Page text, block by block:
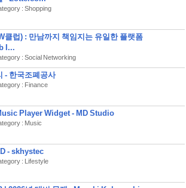
- 이미지 멀티 첨부를 통해 네이버, 다음,
다양한 이미지와 움짤을 등록해 보세요
고 싶다면 이미지 편집 기능을 이용해
보세요
- 단락 순서 조정 기능 (드래그)을 통해
더욱 더 편하고 완성도 높은 글을 쓸 수
- 글쓰기가 취소될까봐 걱정이신가요?
글을 나중에 다시 쓰고 싶을땐? 임시저
장 기능을 통해 안전하고
- 내가 썼던 글들을 모아서 시리즈로 이
어 쓰고 싶을 땐 판 이어쓰기 기능을 이
7. 재미있는 글 공유하기
: Shopping
클럽) : 만남까지 책임지는 유일한 플랫폼
I...
: Social Networking
- 한국조폐공사
: Finance
Player Widget - MD Studio
: Music
- skhystec
: Lifestyle